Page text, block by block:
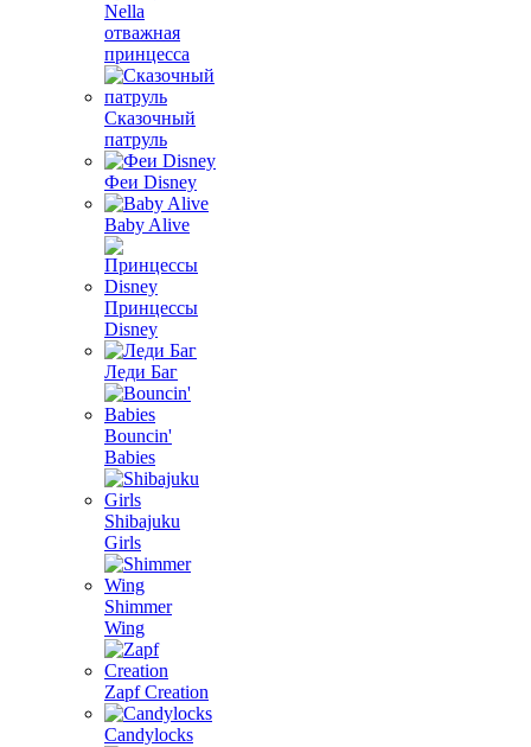
Nella
отважная
принцесса
Сказочный
патруль
Феи Disney
Baby Alive
Принцессы
Disney
Леди Баг
Bouncin'
Babies
Shibajuku
Girls
Shimmer
Wing
Zapf Creation
Candylocks